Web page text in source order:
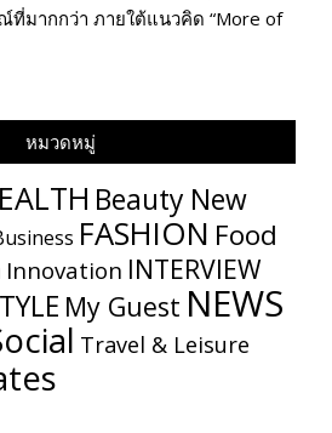
ที่มากกว่า ภายใต้แนวคิด “More of
หมวดหมู่
Beauty New
FASHION Food
Innovation INTERVIEW
My​ Guest NEWS
Travel & Leisure